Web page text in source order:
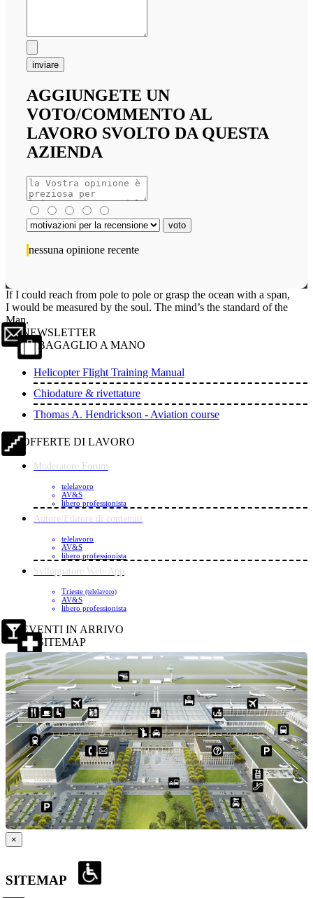
inviare
AGGIUNGETE UN
VOTO/COMMENTO AL
LAVORO SVOLTO DA QUESTA
AZIENDA
nessuna opinione recente
If I could reach from pole to pole or grasp the ocean with a span,
I would be measured by the soul. The mind’s the standard of the
Man.
NEWSLETTER
BAGAGLIO A MANO
Helicopter Flight Training Manual
Chiodature & rivettature
Thomas A. Hendrickson - Aviation course
OFFERTE DI LAVORO
Moderatore Forum
telelavoro
AV&S
libero professionista
Autore/Editore di contenuti
telelavoro
AV&S
libero professionista
Sviluppatore Web-App
Trieste (telelavoro)
AV&S
libero professionista
EVENTI IN ARRIVO
SITEMAP
×
SITEMAP